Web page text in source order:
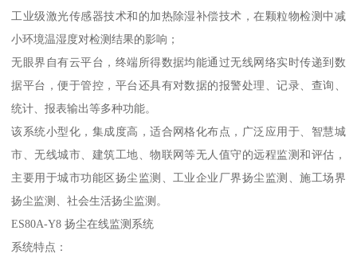
工业级激光传感器技术和的加热除湿补偿技术，在颗粒物检测中减
小环境温湿度对检测结果的影响；
无眼界自有云平台，终端所得数据均能通过无线网络实时传递到数
据平台，便于管控，平台还具有对数据的报警处理、记录、查询、
统计、报表输出等多种功能。
该系统小型化，集成度高，适合网格化布点，广泛应用于、智慧城
市、无线城市、建筑工地、物联网等无人值守的远程监测和评估，
主要用于城市功能区扬尘监测、工业企业厂界扬尘监测、施工场界
扬尘监测、社会生活扬尘监测。
ES80A-Y8 扬尘在线监测系统
系统特点：